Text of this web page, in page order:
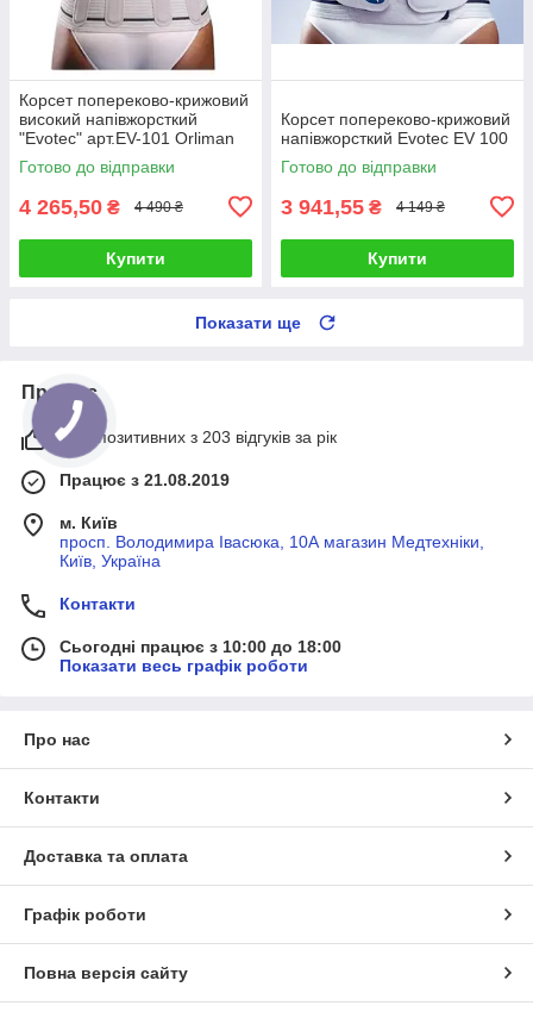
Корсет попереково-крижовий
високий напівжорсткий
"Evotec" арт.EV-101 Orliman
(Іспанія)
Готово до відправки
4 265,50 ₴ 4 490 ₴
Купити
Корсет попереково-крижовий
напівжорсткий Evotec EV 100
Готово до відправки
3 941,55 ₴ 4 149 ₴
Купити
Показати ще
Про нас
94% позитивних з 203 відгуків за рік
Працює з 21.08.2019
м. Київ
просп. Володимира Івасюка, 10А магазин Медтехніки,
Київ, Україна
Контакти
Сьогодні працює з 10:00 до 18:00
Показати весь графік роботи
Про нас
Контакти
Доставка та оплата
Графік роботи
Повна версія сайту